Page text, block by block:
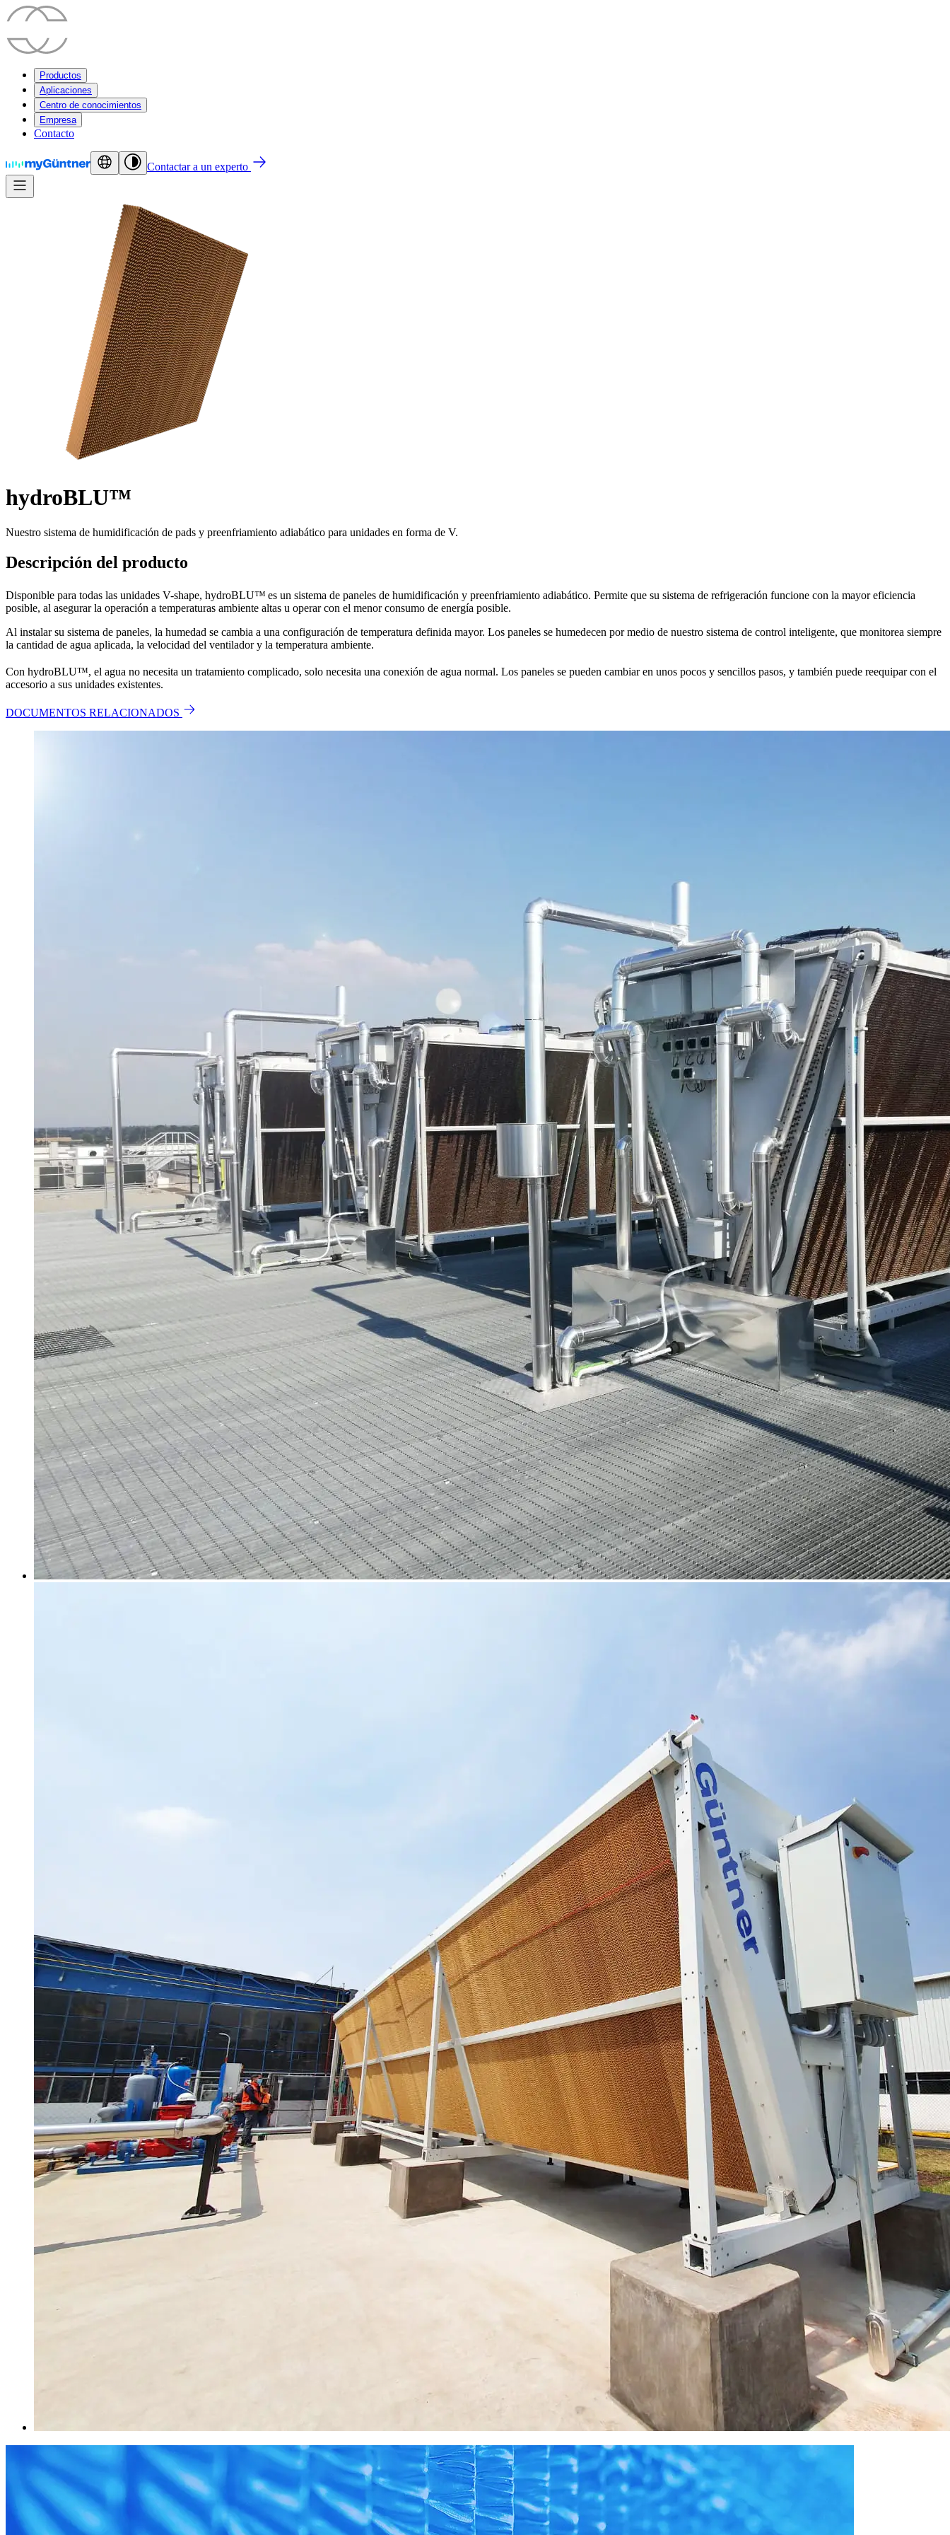
Productos
Aplicaciones
Centro de conocimientos
Empresa
Contacto
Contactar a un experto
hydroBLU™
Nuestro sistema de humidificación de pads y preenfriamiento adiabático para unidades en forma de V.
Descripción del producto
Disponible para todas las unidades V-shape, hydroBLU™ es un sistema de paneles de humidificación y preenfriamiento adiabático. Permite que su sistema de refrigeración funcione con la mayor eficiencia
posible, al asegurar la operación a temperaturas ambiente altas u operar con el menor consumo de energía posible.
Al instalar su sistema de paneles, la humedad se cambia a una configuración de temperatura definida mayor. Los paneles se humedecen por medio de nuestro sistema de control inteligente, que monitorea siempre
la cantidad de agua aplicada, la velocidad del ventilador y la temperatura ambiente.
Con hydroBLU™, el agua no necesita un tratamiento complicado, solo necesita una conexión de agua normal. Los paneles se pueden cambiar en unos pocos y sencillos pasos, y también puede reequipar con el
accesorio a sus unidades existentes.
DOCUMENTOS RELACIONADOS